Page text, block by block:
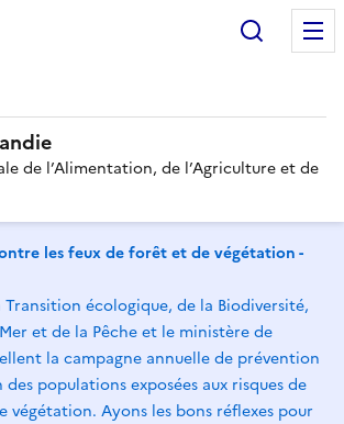
de l’Alimentation, de l’Agriculture et de
les feux de forêt et de végétation -
Transition écologique, de la Biodiversité,
et de la Pêche et le ministère de
la campagne annuelle de prévention
populations exposées aux risques de
végétation. Ayons les bons réflexes pour